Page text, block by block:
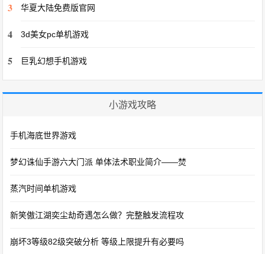
3 华夏大陆免费版官网
4 3d美女pc单机游戏
5 巨乳幻想手机游戏
小游戏攻略
手机海底世界游戏
梦幻诛仙手游六大门派 单体法术职业简介——焚
蒸汽时间单机游戏
新笑傲江湖奕尘劫奇遇怎么做？完整触发流程攻
崩坏3等级82级突破分析 等级上限提升有必要吗